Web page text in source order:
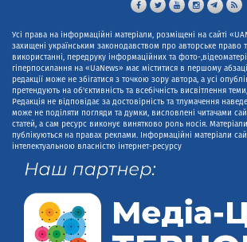
Усі права на інформаційні матеріали, розміщені на сайті
захищені українським законодавством про авторське право
використанні, передруку інформаційних та фото-
гіперпосилання на «UaNews» має міститися в першому абзаці
редакції може не збігатися з точкою зору автора, а усі
претендують на об'єктивність та всебічність висвітлення
Редакція не відповідає за достовірність та тлумачення
може не поділяти погляди та думки, висловлені читачами
статей, а сам ресурс виконує винятково роль носія.
публікуються на правах реклами. Інформаційні матеріали
інтелектуальною власністю інтернет-ресурсу